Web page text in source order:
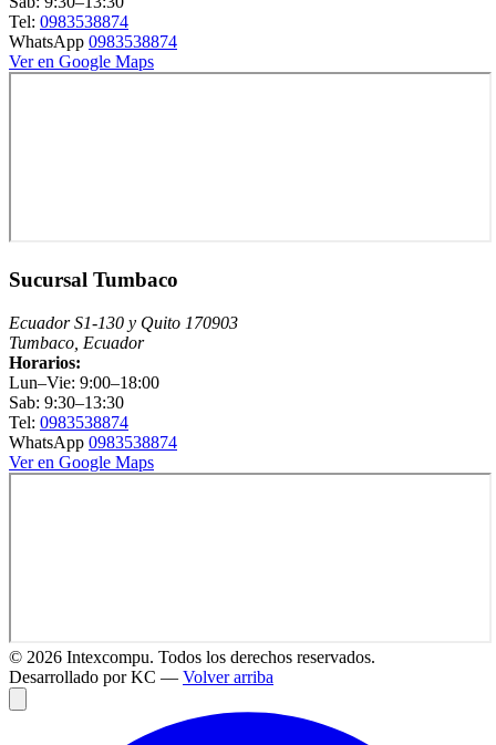
Tel: 0983538874
WhatsApp 0983538874
Ver en Google Maps
Sucursal Tumbaco
Ecuador S1-130 y Quito 170903
Tumbaco, Ecuador
Horarios:
Lun–Vie: 9:00–18:00
Sab: 9:30–13:30
Tel: 0983538874
WhatsApp 0983538874
Ver en Google Maps
© 2026 Intexcompu. Todos los derechos reservados.
Desarrollado por KC — Volver arriba